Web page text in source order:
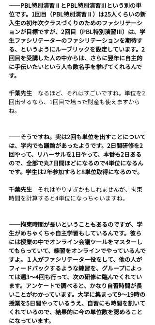
――PBL特別演習ⅡとPBL特別演習Ⅲという別の単
位です。1回目（PBL特別演習Ⅱ）は25人くらいの新
入生の初年次クラスづくりのためのファシリテーシ
ョンが目標ですが、2回目（PBL特別演習Ⅲ）は、学
生ファシリテーターのファシリテーションを期待す
る、というようにルーブリックを設定しています。2
回目を受講した人の中からは、さらに翌年に自主的
に手伝いたいという人も数名手を挙げてくれるんで
す。
千葉先生 なるほど、それはすごいですね。単位を2
回出せるなら、1回目で培った財産も使えますから
ね。
――そうですね。実は2回も単位を出すことについて
は、学内でも議論があったようです。2日間研修を2
回やって、リハーサルを1日やって、本番も2日ある
ので、全部で丸7日間ほどになるので4単位になるん
です。学生は2年参加すると8単位取得になるので。
千葉先生 それはやりすぎかもしれませんが、拘束
時間を計算すると4単位になっちゃいますね。
――拘束時間が長いということもあるのですが、学
生がめちゃくちゃ自主学習もしているんです。彼ら
には授業の中でオンライン会議ツールをマスターし
てもらっていて、練習をオンラインでやっているんで
すよ。１人がファシリテーター役をして、他の人が
フィードバックするような練習を、グループによっ
ては週3～4回も行って、次の研修に臨んでくれてい
ます。アンケートで調べると、かなり自習時間が長
いことがわかっています。大学に集まって9～19時の
授業を5日間やっているうえ、自習にも時間を割いて
くれているので、結果的に今の単位数を認めること
になっています。